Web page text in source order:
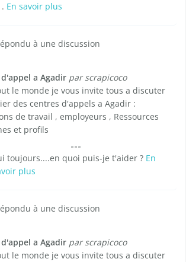
En savoir plus
à une discussion
a Agadir par scrapicoco
le monde je vous invite tous a discuter
des centres d'appels a Agadir :
de travail , employeurs , Ressources
et profils
toujours....en quoi puis-je t'aider ? En
plus
à une discussion
a Agadir par scrapicoco
le monde je vous invite tous a discuter